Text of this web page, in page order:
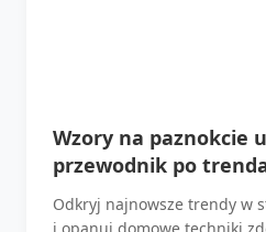
Wzory na paznokcie
przewodnik po
Odkryj najnowsze trendy w
i opanuj domowe techniki